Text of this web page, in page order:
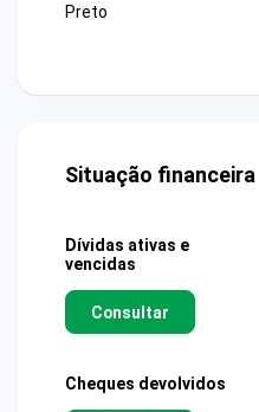
Preto
Situação financeira
Dívidas ativas e
vencidas
Consultar
Cheques devolvidos